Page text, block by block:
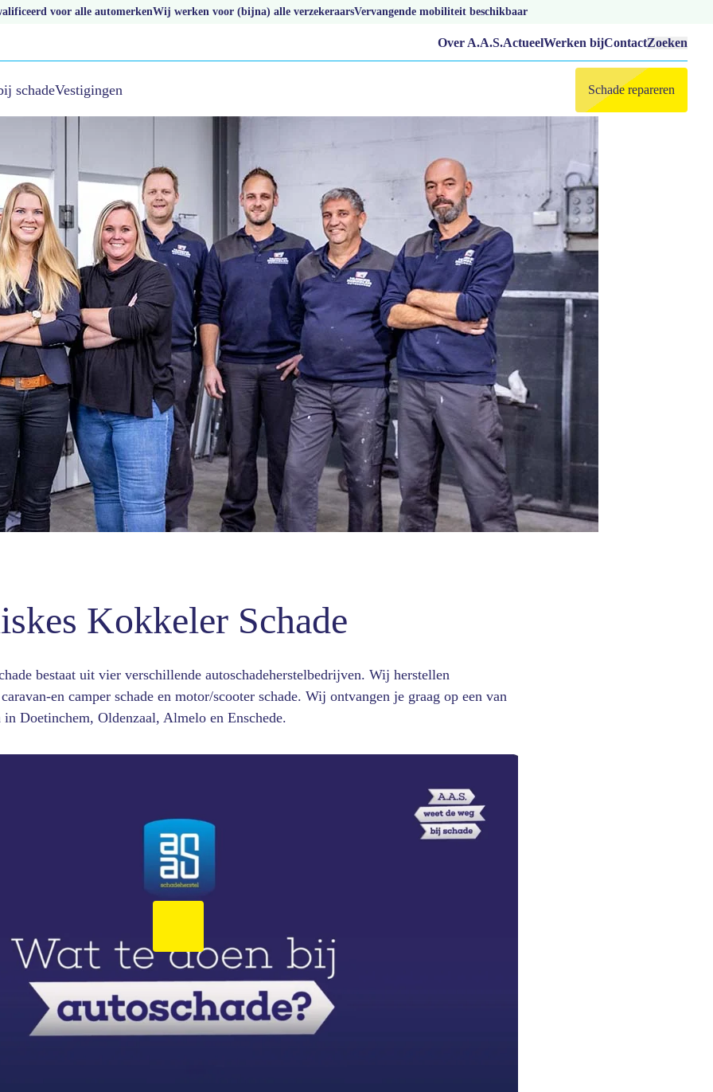
voor alle automerkenWij werken voor (bijna) alle verzekeraarsVervangende mobiliteit beschikbaar
Over A.A.S.ActueelWerken bijContactZoeken
schadeVestigingen Schade repareren
Kokkeler Schade
bestaat uit vier verschillende autoschadeherstelbedrijven. Wij herstellen
en camper schade en motor/scooter schade. Wij ontvangen je graag op een van
in Doetinchem, Oldenzaal, Almelo en Enschede.